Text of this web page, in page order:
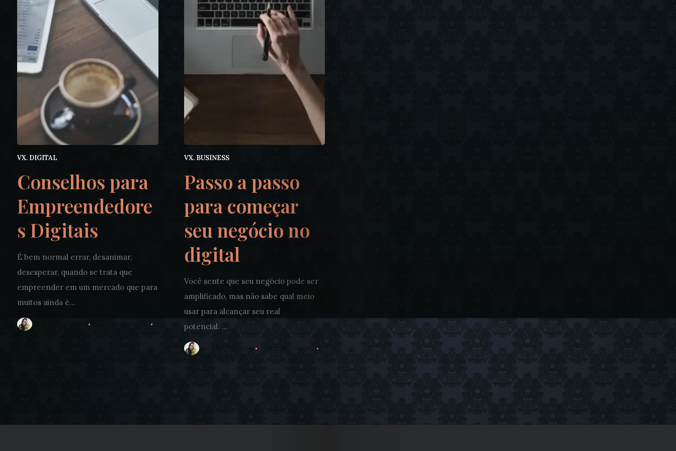
VX. DIGITAL
Conselhos para
Empreendedore
s Digitais
É bem normal errar, desanimar,
desesperar, quando se trata que
empreender em um mercado que para
muitos ainda é...
VX. BUSINESS
Passo a passo
para começar
seu negócio no
digital
Você sente que seu negócio pode ser
amplificado, mas não sabe qual meio
usar para alcançar seu real
potencial. ...